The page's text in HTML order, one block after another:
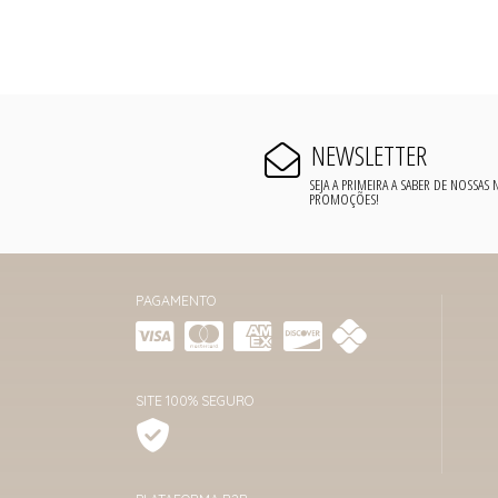
NEWSLETTER
SEJA A PRIMEIRA A SABER DE NOSSAS
PROMOÇÕES!
PAGAMENTO
SITE 100% SEGURO